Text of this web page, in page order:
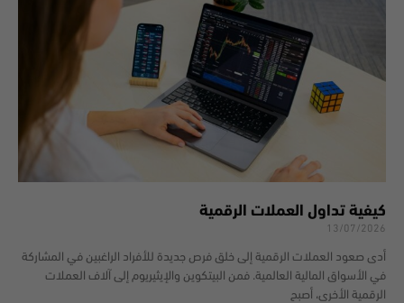
كيفية تداول العملات الرقمية
13/07/2026
أدى صعود العملات الرقمية إلى خلق فرص جديدة للأفراد الراغبين في المشاركة
في الأسواق المالية العالمية. فمن البيتكوين والإيثيريوم إلى آلاف العملات
الرقمية الأخرى، أصبح